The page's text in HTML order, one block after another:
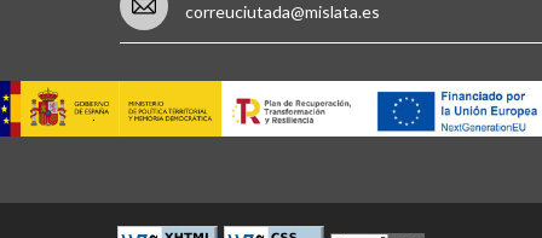
correuciutada@mislata.es